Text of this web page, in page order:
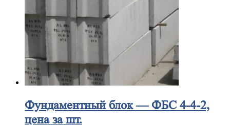
Фундаментныйблок — ФБС 4-4-2,
цена за шт.